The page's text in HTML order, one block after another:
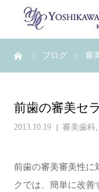
ブログ 審
前歯の審美セ
2013.10.19 審美歯科,
前歯の審美審美性に
クでは、簡単に改善
トップページ